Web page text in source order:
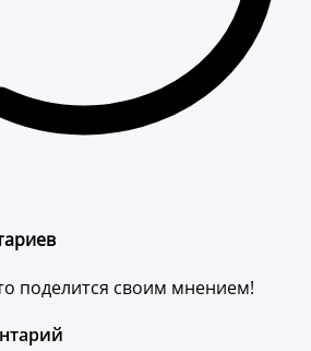
поделится своим мнением!